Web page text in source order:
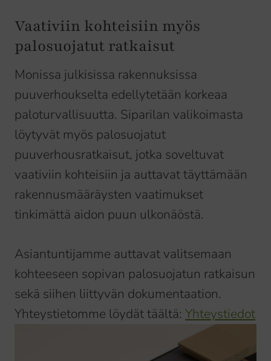
Vaativiin kohteisiin myös
palosuojatut ratkaisut
Monissa julkisissa rakennuksissa
puuverhoukselta edellytetään korkeaa
paloturvallisuutta. Siparilan valikoimasta
löytyvät myös palosuojatut
puuverhousratkaisut, jotka soveltuvat
vaativiin kohteisiin ja auttavat täyttämään
rakennusmääräysten vaatimukset
tinkimättä aidon puun ulkonäöstä.
Asiantuntijamme auttavat valitsemaan
kohteeseen sopivan palosuojatun ratkaisun
sekä siihen liittyvän dokumentaation.
Yhteystietomme löydät täältä: Yhteystiedot